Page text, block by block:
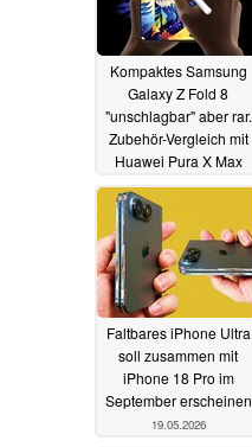
Kompaktes Samsung
Galaxy Z Fold 8
"unschlagbar" aber rar.
Zubehör-Vergleich mit
Huawei Pura X Max
23.05.2026
Faltbares iPhone Ultra
soll zusammen mit
iPhone 18 Pro im
September erscheinen
19.05.2026